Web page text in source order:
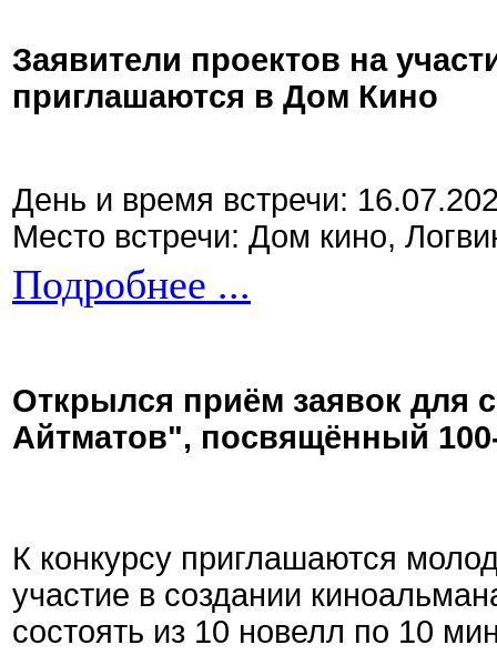
Заявители проектов на
приглашаются в Дом Кино
День и время встречи:
Место встречи: Дом кино,
Подробнее ...
Открылся приём заявок для
Айтматов", посвящённый
К конкурсу приглашаются
участие в создании
состоять из 10 новелл по 10